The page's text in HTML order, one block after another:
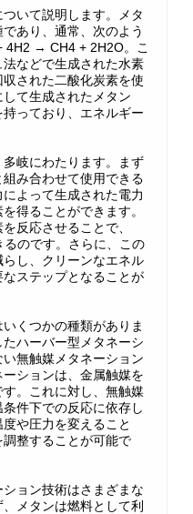
いて説明します。メタ
あり、通常、次のよう
4H2 → CH4 + 2H2O。こ
などで生成された水素
された二酸化炭素を使
て生成されたメタン
っており、エネルギー
岐にわたります。まず
み合わせて使用できる
よって生成された電力
得ることができます。
反応させることで、
のです。さらに、この
し、クリーンなエネル
ステップとなることが
くつかの種類がありま
ハーバー型メタネーシ
無触媒メタネーション
ションは、金属触媒を
。これに対し、無触媒
件下での反応に依存し
や圧力を変えること
整することが可能で
ョン技術はさまざまな
メタンは燃料として利